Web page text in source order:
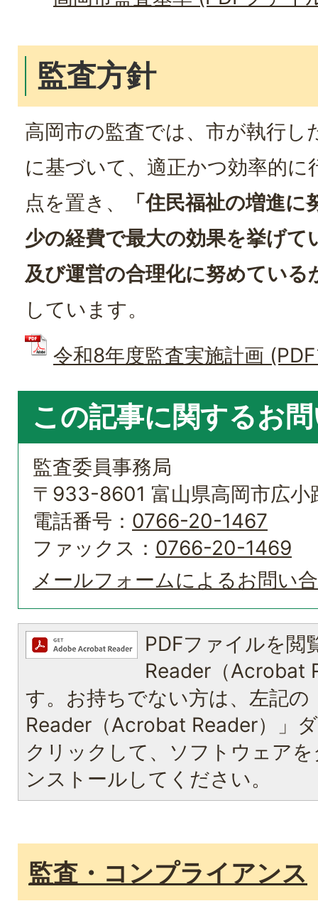
監査方針
高岡市の監査では、市が執行し
に基づいて、適正かつ効率的
点を置き、
「住民福祉の増進
少の経費で最大の効果を挙げて
及び運営の合理化に努めている
しています。
令和8年度監査実施計画
この記事に関するお
監査委員事務局
〒933-8601 富山県高岡市広
電話番号： 0766-20-1467
ファックス： 0766-20-1469
メールフォームによるお問い
PDFファイルを閲
Reader（Acrobat
す。お持ちでない方は、左記の
Reader（Acrobat Reader）」
クリックして、ソフトウェア
ンストールしてください。
監査・コンプライアンス